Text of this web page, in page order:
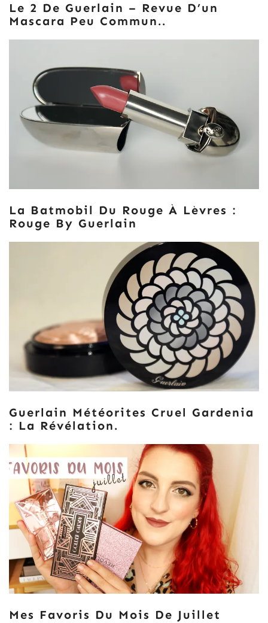
Le 2 De Guerlain – Revue D’un
Mascara Peu Commun..
La Batmobil Du Rouge À Lèvres :
Rouge By Guerlain
Guerlain Météorites Cruel Gardenia
: La Révélation.
Mes Favoris Du Mois De Juillet